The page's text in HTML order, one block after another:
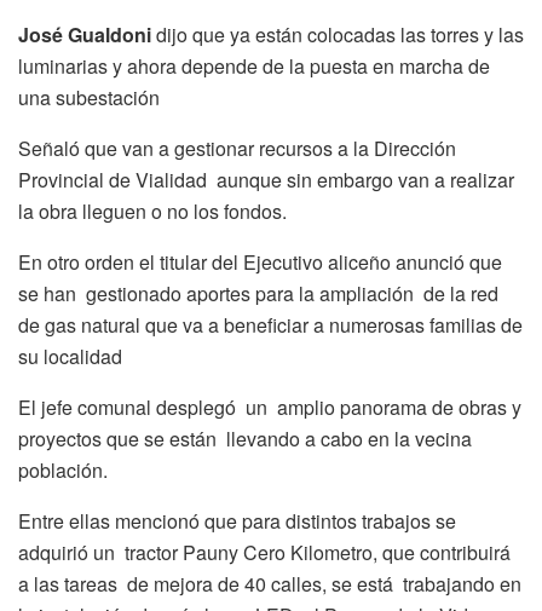
José Gualdonidijo que ya están colocadas las torres y las
luminarias y ahora depende de la puesta en marcha de
una subestación
Señaló que van a gestionar recursos a la Dirección
Provincial de Vialidad aunque sin embargo van a realizar
la obra lleguen o no los fondos.
En otro orden el titular del Ejecutivo aliceño anunció que
se han gestionado aportes para la ampliación de la red
de gas natural que va a beneficiar a numerosas familias de
su localidad
El jefe comunal desplegó un amplio panorama de obras y
proyectos que se están llevando a cabo en la vecina
población.
Entre ellas mencionó que para distintos trabajos se
adquirió un tractor Pauny Cero Kilometro, que contribuirá
a las tareas de mejora de 40 calles, se está trabajando en